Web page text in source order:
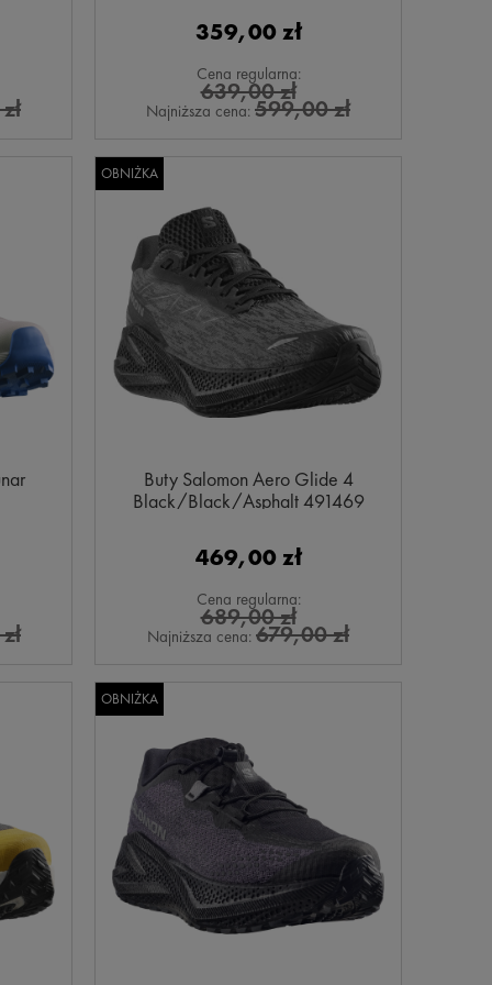
359,00 zł
Cena regularna:
639,00 zł
Najniższa cena: 599,00 zł
Buty Salomon Aero Glide 4
Black/Black/Asphalt 491469
469,00 zł
Cena regularna:
689,00 zł
Najniższa cena: 679,00 zł
OBNIŻKA
OBNIŻKA